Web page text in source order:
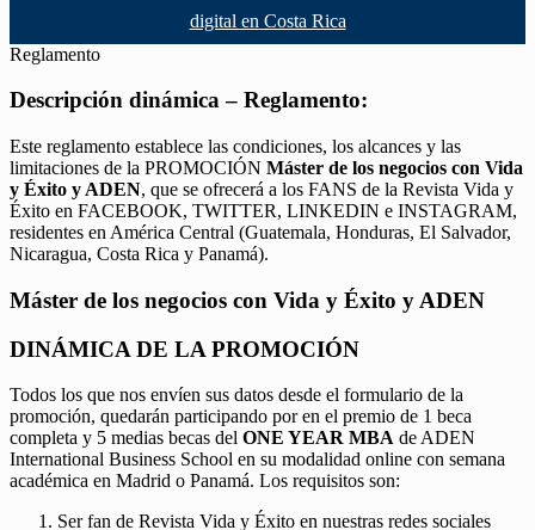
digital en Costa Rica
Reglamento
Descripción dinámica – Reglamento:
Este reglamento establece las condiciones, los alcances y las
limitaciones de la PROMOCIÓN Máster de los negocios con Vida
y Éxito y ADEN, que se ofrecerá a los FANS de la Revista Vida y
Éxito en FACEBOOK, TWITTER, LINKEDIN e INSTAGRAM,
residentes en América Central (Guatemala, Honduras, El Salvador,
Nicaragua, Costa Rica y Panamá).
Máster de los negocios con Vida y Éxito y ADEN
DINÁMICA DE LA PROMOCIÓN
Todos los que nos envíen sus datos desde el formulario de la
promoción, quedarán participando por en el premio de 1 beca
completa y 5 medias becas del ONE YEAR MBA de ADEN
International Business School en su modalidad online con semana
académica en Madrid o Panamá. Los requisitos son:
Ser fan de Revista Vida y Éxito en nuestras redes sociales